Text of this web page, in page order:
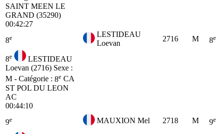
SAINT MEEN LE
GRAND (35290)
00:42:27
8e
LESTIDEAU
Loevan
2716 M 8e
8e
LESTIDEAU
Loevan (2716) Sexe :
M - Catégorie : 8e CA
ST POL DU LEON
AC
00:44:10
9e MAUXION Mel 2718 M 9e